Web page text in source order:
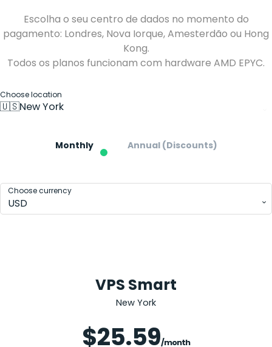
Escolha o seu centro de dados no momento do
pagamento: Londres, Nova Iorque, Amesterdão ou Hong
Kong.
Todos os planos funcionam com hardware AMD EPYC.
Pricing
ForexVPS Hosting
Choose location
🇺🇸New York
Monthly Annual (Discounts)
Choose currency
USD
VPS Smart
New York
$25.59/month